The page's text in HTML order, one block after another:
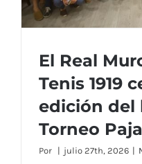
El Real Murcia
la 54.ª edición
El Real
Tenis 1919
edición del
Torneo
Por | julio 27th, 2026 |